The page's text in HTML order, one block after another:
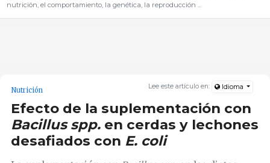
nutrición, el comportamiento, la genética, la reproducción ...
Lee este artículo en: Idioma
Nutrición
Efecto de la suplementación con
Bacillus spp. en cerdas y lechones
desafiados con E. coli